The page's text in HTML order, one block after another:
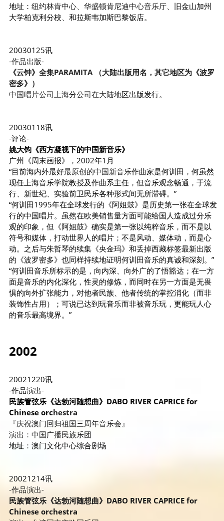
地址： 纽约林肯中心、华盛顿肯尼迪中心音乐厅、旧金山加州
大学柏克利分校、和拉斯韦加斯巴黎饭店。
20030125讯
-作品出版-
《云钟》全集PARAMITA （大陆出版用名，其它地区为《波罗
密多》）
中国唱片公司上海分公司在大陆地区出版发行。
20030118讯
-评论-
姚大钧《西方凝视下的中国新音乐》
广州《周末画报》，2002年1月
“目前海内外最好最原创的中国新音乐作曲家是何训田，何虽然
现任上海音乐学院教授及作曲系主任，但音乐观念畅通，于流
行、新世纪、实验前卫民乐各种形式间无所滞碍。”
“何训田1995年在全球发行的《阿姐鼓》是历史第一张在全球发
行的中国唱片。虽然在欧美销售量方面可能给国人造成过分乐
观的印象，但《阿姐鼓》确实是第一张以纯粹音乐，而不是以
符号和媒体，打动世界人的唱片；不是风动、媒体动，而是心
动。之后与朱哲琴的续集《央金玛》和丢掉西藏标签最新出版
的《波罗密多》也同样持续地证明何训田音乐的真诚和深刻。”
“何训田音乐所标示的是，向内深、向外广的了悟豁达；在一方
面是音乐的内化深化，性灵的修炼，而同时在另一方面是无畏
惧的向外扩张能力，对他者民族、他者传统的掌控消化（而非
装饰性占用）；可说已达到玩音乐而非被音乐玩，更能玩人心
的音乐最高境界。”
2002
20021220讯
-作品演出-
民族管弦乐《达勃河随想曲》DABO RIVER CAPRICE for
Chinese orchestra
『庆祝澳门回归祖国三周年音乐会』
演出：中国广播民族乐团
地址：澳门文化中心综合剧场
20021214讯
-作品演出-
民族管弦乐《达勃河随想曲》DABO RIVER CAPRICE for
Chinese orchestra